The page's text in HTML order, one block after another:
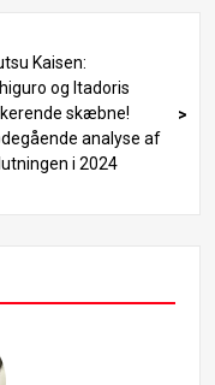
kædesavsmands til
172 og 173 mark
Man. En af
kædesavsma
af kapitel 171 forv
for at redde verde
mægtige djævle og
til
op igen og der
evne, som gør det
ved at i
Chainsaw Mans tidl
Kaisen:
og Itadoris
skæbne!
analyse af
i 2024